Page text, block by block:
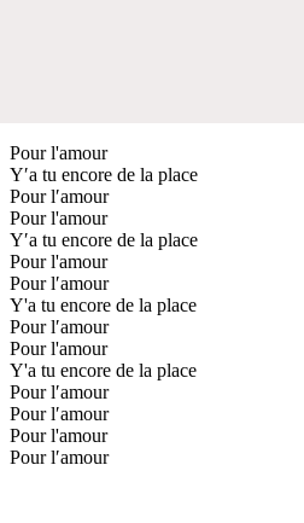
Pour l'amour
Y′a tu encore de la place
Pour l′amour
Pour l'amour
Y′a tu encore de la place
Pour l'amour
Pour l′amour
Y'a tu encore de la place
Pour l′amour
Pour l'amour
Y'a tu encore de la place
Pour l′amour
Pour l′amour
Pour l'amour
Pour l′amour